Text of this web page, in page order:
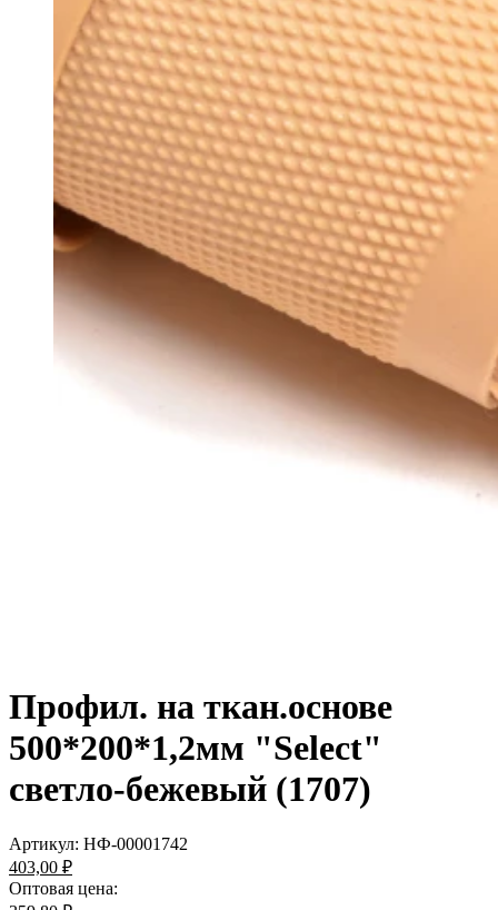
Профил. на ткан.основе
500*200*1,2мм "Select"
светло-бежевый (1707)
Артикул: НФ-00001742
403,00 ₽
Оптовая цена: